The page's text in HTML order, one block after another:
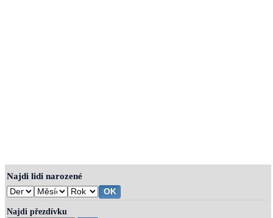
Najdi lidi narozené
Najdi přezdívku